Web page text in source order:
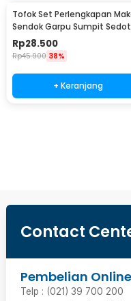
Tofok Set Perlengkapan
Sendok Garpu Sumpit
dengan Pouch - T5
Rp28.500
Rp45.900 38%
+ Keranjang
Contact
Pembelian Online
Telp : (021) 39 700 200